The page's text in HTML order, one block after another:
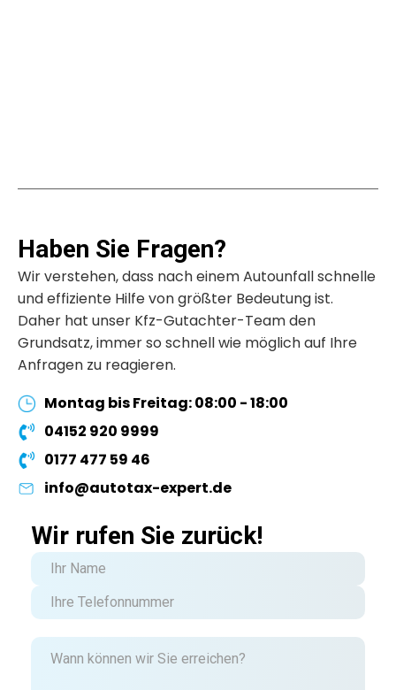
Haben Sie Fragen?
Wir verstehen, dass nach einem Autounfall schnelle
und effiziente Hilfe von größter Bedeutung ist.
Daher hat unser Kfz-Gutachter-Team den
Grundsatz, immer so schnell wie möglich auf Ihre
Anfragen zu reagieren.
Montag bis Freitag: 08:00 - 18:00
04152 920 9999
0177 477 59 46
info@autotax-expert.de
Wir rufen Sie zurück!